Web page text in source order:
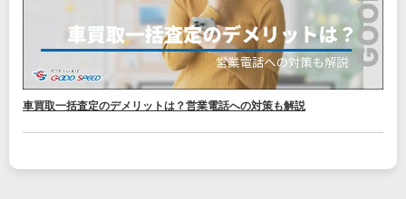
車買取一括査定のデメリットは？営業電話への対策も解説